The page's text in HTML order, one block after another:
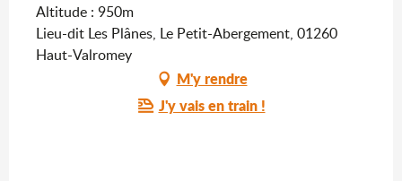
Altitude : 950m
Lieu-dit Les Plânes, Le Petit-Abergement, 01260
Haut-Valromey
M'y rendre
J'y vais en train !